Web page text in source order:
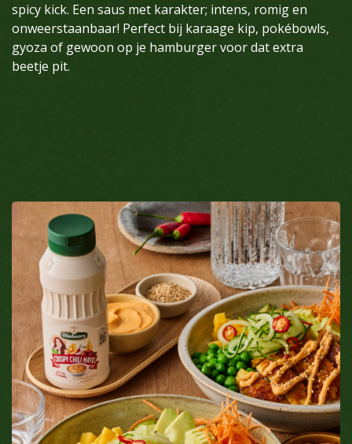
spicy kick. Een saus met karakter; intens, romig en
onweerstaanbaar! Perfect bij karaage kip, pokébowls,
gyoza of gewoon op je hamburger voor dat extra
beetje pit.